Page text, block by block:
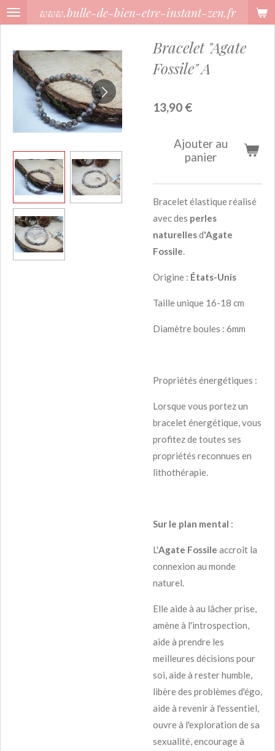
Passer
principal
www.bulle-de-bien-etre-instant-zen.fr
Bracelet "Agate
Fossile" A
13,90 €
Ajouter au
panier
Bracelet élastique réalisé
avec des perles
naturellesd'Agate
Fossile.
Origine : États-Unis
Taille unique 16-18 cm
Diamètre boules : 6mm
Propriétés énergétiques :
Lorsque vous portez un
bracelet énergétique, vous
profitez de toutes ses
propriétés reconnues en
lithothérapie.
Sur le plan mental :
L'Agate Fossile accroît la
connexion au monde
naturel.
Elle aide à au lâcher prise,
amène à l'introspection,
aide à prendre les
meilleures décisions pour
soi, aide à rester humble,
libère des problèmes d'égo,
aide à revenir à l'essentiel,
ouvre à l'exploration de sa
sexualité, encourage à